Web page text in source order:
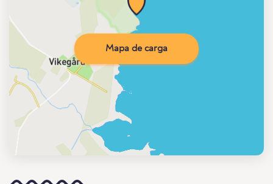
Mapa de carga